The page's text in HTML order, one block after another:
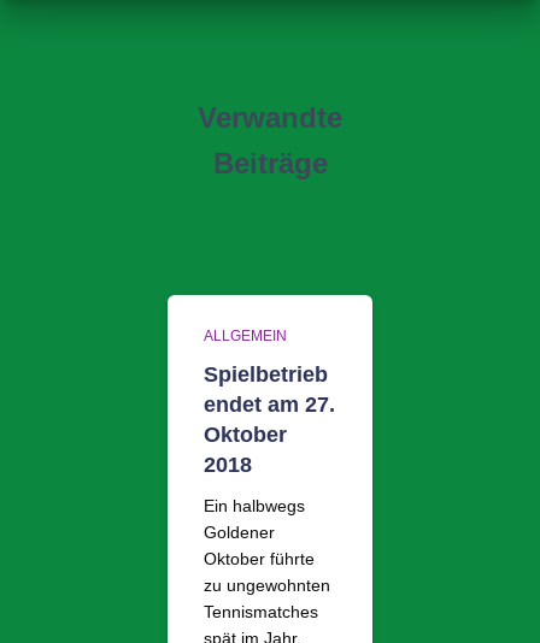
Verwandte
Beiträge
ALLGEMEIN
Spielbetrieb
endet am 27.
Oktober
2018
Ein halbwegs
Goldener
Oktober führte
zu ungewohnten
Tennismatches
spät im Jahr.